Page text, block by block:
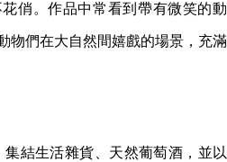
俏。作品中常看到帶有微笑的動
物們在大自然間嬉戲的場景，充滿
集結生活雜貨、天然葡萄酒，並以